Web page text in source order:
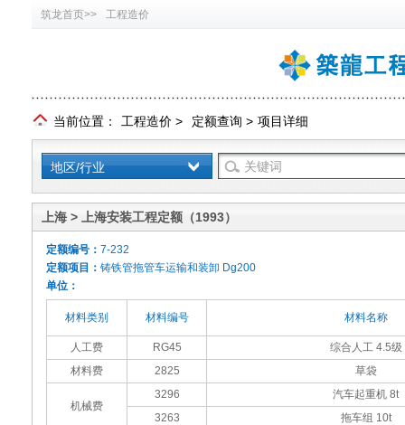
筑龙首页>> 工程造价
当前位置： 工程造价 > 定额查询 > 项目详细
地区/行业
上海 > 上海安装工程定额（1993）
定额编号： 7-232
定额项目： 铸铁管拖管车运输和装卸 Dg200
单位：
材料类别 材料编号 材料名称
人工费 RG45
综合人工 4.5级
材料费
2825 草袋
机械费
3296
汽车起重机 8t
3263
拖车组 10t